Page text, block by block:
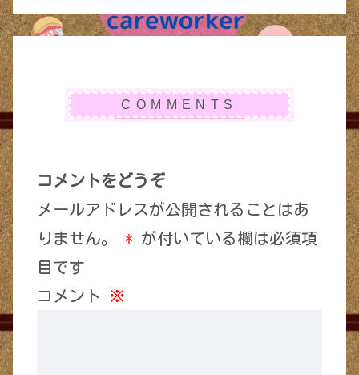
コメントをどうぞ
メールアドレスが公開されることはあ
りません。
* が付いている欄は必須項
目です
コメント ※